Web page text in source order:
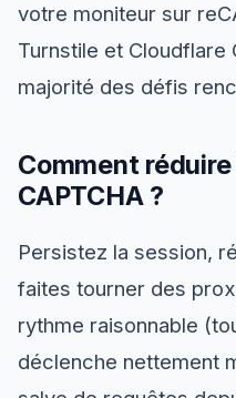
votre moniteur sur
Turnstile et Cloudflare
majorité des défis
Comment
CAPTCHA ?
Persistez la session,
faites tourner des
rythme raisonnable
déclenche nettement